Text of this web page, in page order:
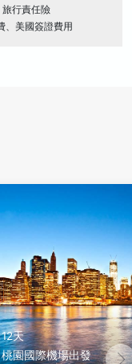
行責任險
、美國簽證費用